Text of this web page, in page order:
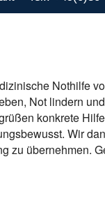
Nothilfe
Not lindern
konkrete
Wir
zu übernehmen.